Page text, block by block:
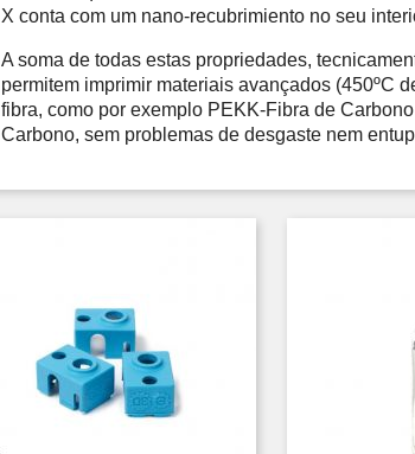
X conta com um nano-recubrimiento no seu
A soma de todas estas propriedades,
permitem imprimir materiais avançados (450ºC
fibra, como por exemplo PEKK-Fibra de
Carbono, sem problemas de desgaste nem